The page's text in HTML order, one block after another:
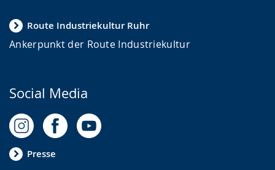
Route Industriekultur Ruhr
Ankerpunkt der Route Industriekultur
Social Media
Presse